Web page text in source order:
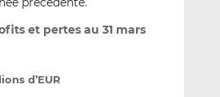
nk
et pertes au 31 mars
d’EUR